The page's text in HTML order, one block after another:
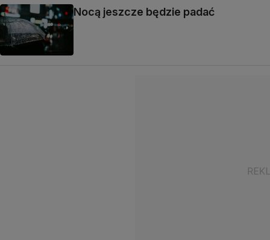
Nocą jeszcze będzie padać